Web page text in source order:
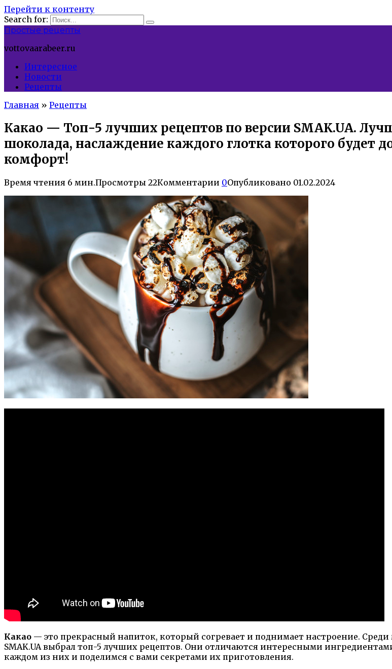
Перейти к контенту
Search for:
Простые рецепты
vottovaarabeer.ru
Интересное
Новости
Рецепты
Главная » Рецепты
Какао — Топ-5 лучших рецептов по версии SMAK.UA.
шоколада, наслаждение каждого глотка которого будет
комфорт!
Время чтения 6 мин.Просмотры 22Комментарии 0Опубликовано 01.02.2024
Какао — это прекрасный напиток, который согревает и поднимает настроение.
SMAK.UA выбрал топ-5 лучших рецептов. Они отличаются интересными
каждом из них и поделимся с вами секретами их приготовления.